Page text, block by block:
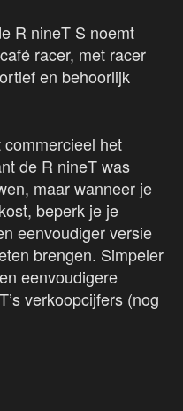
R nineT S noemt
racer, met racer
en behoorlijk
het
de R nineT was
maar wanneer je
beperk je je
eenvoudiger versie
brengen. Simpeler
eenvoudigere
verkoopcijfers (nog